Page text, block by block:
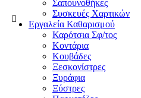
Σαπουνοθήκες
Συσκευές Χαρτικών
Εργαλεία Καθαρισμού
Καρότσια Σφ/τος
Κοντάρια
Κουβάδες
Ξεσκονίστρες
Ξυράφια
Ξύστρες